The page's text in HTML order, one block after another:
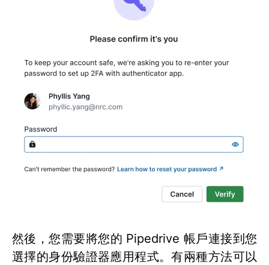
然後，您需要將您的 Pipedrive 帳戶連接到您
選擇的身份驗證器應用程式。有兩種方法可以